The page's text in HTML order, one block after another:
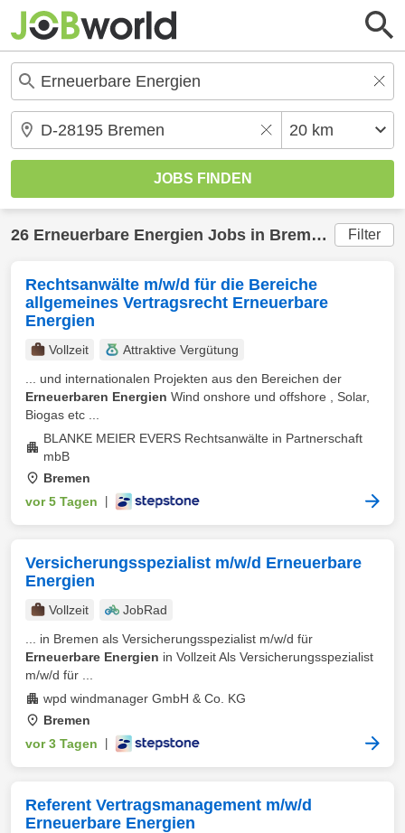
26 Erneuerbare Energien Jobs in Bremen (20 km)
Filter
Rechtsanwälte m/w/d für die Bereiche
allgemeines Vertragsrecht Erneuerbare
Energien
Vollzeit
Attraktive Vergütung
... und internationalen Projekten aus den Bereichen der
Erneuerbaren Energien Wind onshore und offshore , Solar,
Biogas etc ...
BLANKE MEIER EVERS Rechtsanwälte in Partnerschaft
mbB
Bremen
vor 5 Tagen
Versicherungsspezialist m/w/d Erneuerbare
Energien
Vollzeit
JobRad
... in Bremen als Versicherungsspezialist m/w/d für
Erneuerbare Energien in Vollzeit Als Versicherungsspezialist
m/w/d für ...
wpd windmanager GmbH & Co. KG
Bremen
vor 3 Tagen
Referent Vertragsmanagement m/w/d
Erneuerbare Energien